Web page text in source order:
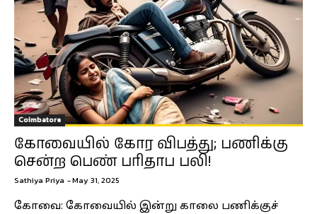
Coimbatore
கோவையில் கோர விபத்து; பணிக்கு
சென்ற பெண் பரிதாப பலி!
Sathiya Priya -May 31, 2025
கோவை: கோவையில் இன்று காலை பணிக்குச்